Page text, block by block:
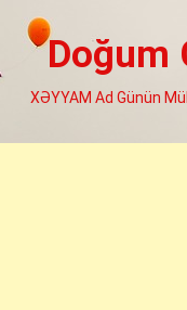
Doğum
XƏYYAM Ad Günün